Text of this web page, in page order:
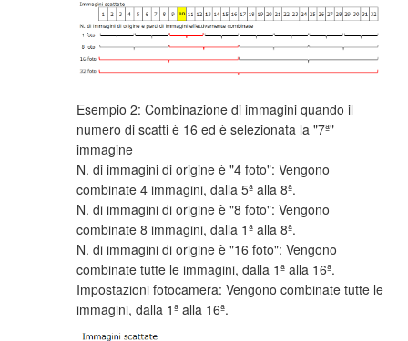
Esempio 2: Combinazione di immagini quando il
numero di scatti è 16 ed è selezionata la "7ª"
immagine
N. di immagini di origine è "4 foto": Vengono
combinate 4 immagini, dalla 5ª alla 8ª.
N. di immagini di origine è "8 foto": Vengono
combinate 8 immagini, dalla 1ª alla 8ª.
N. di immagini di origine è "16 foto": Vengono
combinate tutte le immagini, dalla 1ª alla 16ª.
Impostazioni fotocamera: Vengono combinate tutte le
immagini, dalla 1ª alla 16ª.